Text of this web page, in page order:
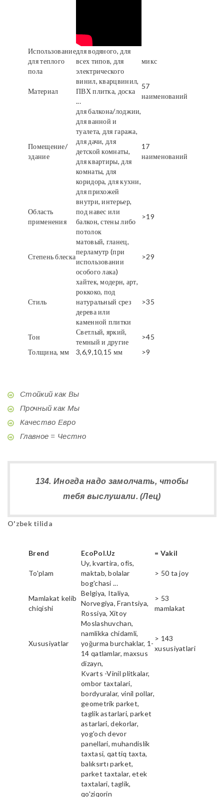
Использование
для теплого
пола
для водяного, для
всех типов, для
электрического
микс
Материал
винил, кварцвинил,
ПВХ плитка, доска
...
57
наименований
Помещение/
здание
для балкона/лоджии,
для ванной и
туалета, для гаража,
для дачи, для
детской комнаты,
для квартиры, для
комнаты, для
коридора, для кухни,
для прихожей
17
наименований
Область
применения
внутри, интерьер,
под навес или
балкон, стены либо
потолок
>19
Степень блеска
матовый, гланец,
перламутр (при
использовании
особого лака)
>29
Стиль
хайтек, модерн, арт,
роккоко, под
натуральный срез
дерева или
каменной плитки
>35
Тон
Светлый, яркий,
темный и другие
>45
Толщина, мм
3,6,9,10,15 мм >9
Стойкий как Вы
Прочный как Мы
Качество Евро
Главное = Честно
134. Иногда надо замолчать, чтобы
тебя выслушали. (Лец)
O'zbek tilida
Brend EcoPol.Uz = Vakil
To'plam
Uy, kvartira, ofis,
maktab, bolalar
bog'chasi ...
> 50 ta joy
Mamlakat kelib
chiqishi
Belgiya, Italiya,
Norvegiya, Frantsiya,
Rossiya, Xitoy
> 53
mamlakat
Xususiyatlar
Moslashuvchan,
namlikka chidamli,
yoğurma burchaklar, 1-
14 qatlamlar, maxsus
dizayn,
> 143
xususiyatlari
Kvarts -Vinil plitkalar,
ombor taxtalari,
bordyuralar, vinil pollar,
geometrik parket,
taglik astarlari, parket
astarlari, dekorlar,
yog'och devor
panellari, muhandislik
taxtasi, qattiq taxta,
balıksırtı parket,
parket taxtalar, etek
taxtalari, taglik,
qo'ziqorin